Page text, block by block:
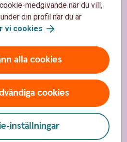
medgivande när du vill,
din profil när du är
vi cookies .
alla cookies
cookies
inställningar